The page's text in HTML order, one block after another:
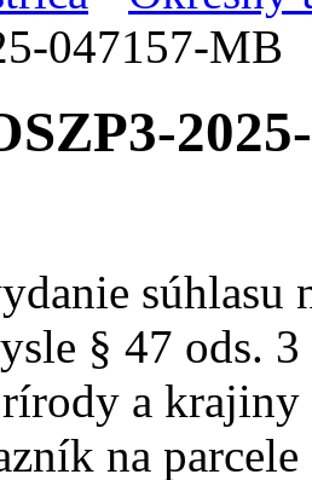
047157-MB
§ 47 ods.
a
na